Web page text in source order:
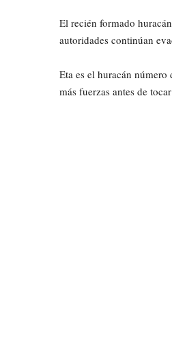
El recién formado
autoridades continúan
Eta es el huracán
más fuerzas antes de